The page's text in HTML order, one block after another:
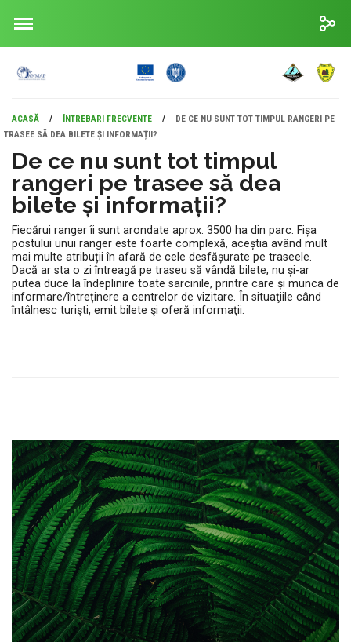
ACASĂ / ÎNTREBARI FRECVENTE /
DE CE NU SUNT TOT TIMPUL RANGERI PE
TRASEE SĂ DEA BILETE ȘI INFORMAȚII?
De ce nu sunt tot timpul
rangeri pe trasee să dea
bilete și informații?
Fiecărui ranger îi sunt arondate aprox. 3500 ha din parc. Fișa
postului unui ranger este foarte complexă, aceștia având mult
mai multe atribuții în afară de cele desfășurate pe traseele.
Dacă ar sta o zi întreagă pe traseu să vândă bilete, nu și-ar
putea duce la îndeplinire toate sarcinile, printre care și munca de
informare/întreținere a centrelor de vizitare. În situaţiile când
întâlnesc turişti, emit bilete şi oferă informaţii.